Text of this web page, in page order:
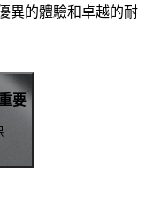
異的體驗和卓越的耐
要